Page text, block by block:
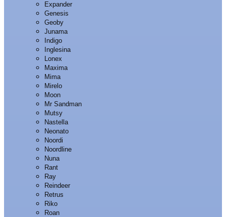
Expander
Genesis
Geoby
Junama
Indigo
Inglesina
Lonex
Maxima
Mima
Mirelo
Moon
Mr Sandman
Mutsy
Nastella
Neonato
Noordi
Noordline
Nuna
Rant
Ray
Reindeer
Retrus
Riko
Roan